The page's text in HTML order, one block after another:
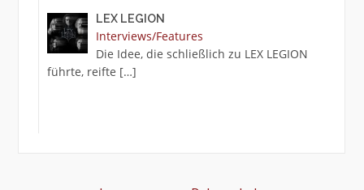
LEX LEGION
Interviews/Features
Die Idee, die schließlich zu LEX LEGION
führte, reifte […]